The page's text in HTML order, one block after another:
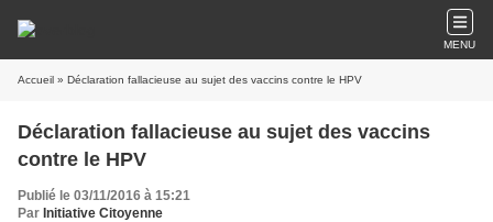
MENU
Accueil » Déclaration fallacieuse au sujet des vaccins contre le HPV
Déclaration fallacieuse au sujet des vaccins
contre le HPV
Publié le 03/11/2016 à 15:21
Par Initiative Citoyenne